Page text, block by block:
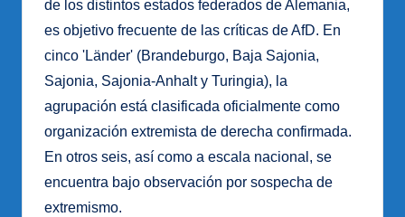
de los distintos estados federados de Alemania,
es objetivo frecuente de las críticas de AfD. En
cinco 'Länder' (Brandeburgo, Baja Sajonia,
Sajonia, Sajonia-Anhalt y Turingia), la
agrupación está clasificada oficialmente como
organización extremista de derecha confirmada.
En otros seis, así como a escala nacional, se
encuentra bajo observación por sospecha de
extremismo.